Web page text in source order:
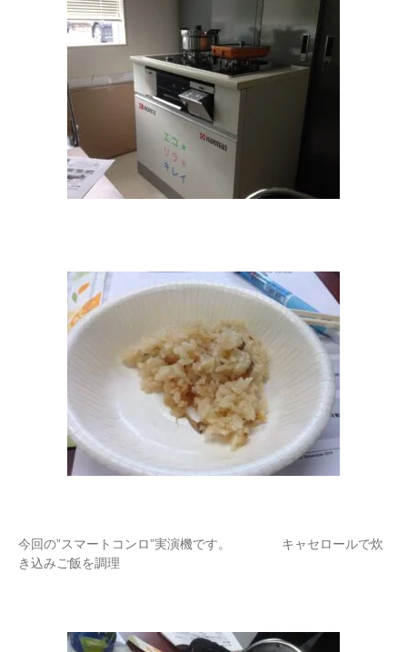
今回の”スマートコンロ”実演機です。 キャセロールで炊
き込みご飯を調理